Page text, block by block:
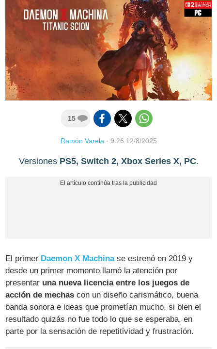
15
Ramón Varela· 9:26 12/8/2025
Versiones PS5, Switch 2, Xbox Series X, PC.
El primer Daemon X Machinase estrenó en 2019 y
desde un primer momento llamó la atención por
presentar una nueva licencia entre los juegos de
acción de mechas con un diseño carismático, buena
banda sonora e ideas que prometían mucho, si bien el
resultado quizás no fue todo lo que se esperaba, en
parte por la sensación de repetitividad y frustración.